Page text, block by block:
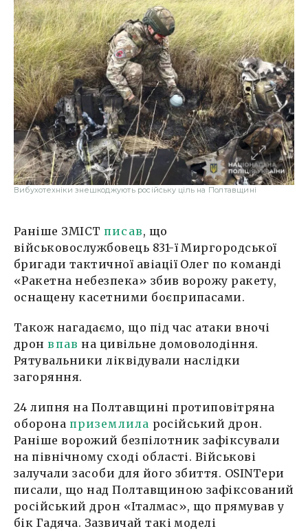
Вибухотехніки знешкоджують російську ціль на Полтавщині
Раніше ЗМІСТписав, що
військовослужбовець 831-ї Миргородської
бригади тактичної авіації Олег по команді
«Ракетна небезпека» збив ворожу ракету,
оснащену касетними боєприпасами.
Також нагадаємо, що під час атаки вночі
дронвпав на цивільне домоволодіння.
Рятувальники ліквідували наслідки
загоряння.
24 липня на Полтавщині протиповітряна
оборона приземлила російський дрон.
Раніше ворожий безпілотник зафіксували
на північному сході області. Військові
залучали засоби для його збиття. OSINTери
писали, що над Полтавщиною зафіксований
російський дрон «Італмас», що прямував у
бік Гадяча. Зазвичай такі моделі